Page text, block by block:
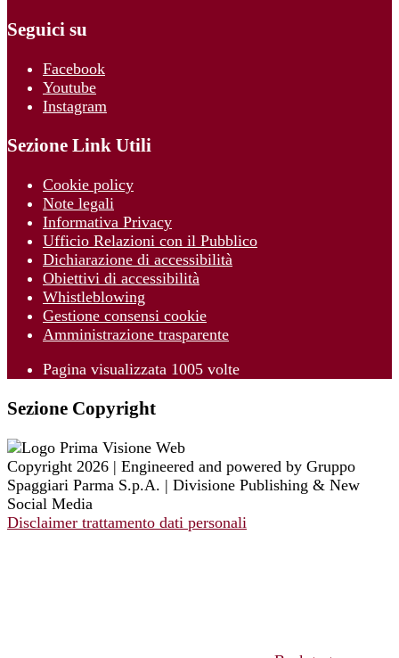
Seguici su
Facebook
Youtube
Instagram
Sezione Link Utili
Cookie policy
Note legali
Informativa Privacy
Ufficio Relazioni con il Pubblico
Dichiarazione di accessibilità
Obiettivi di accessibilità
Whistleblowing
Gestione consensi cookie
Amministrazione trasparente
Pagina visualizzata 1005 volte
Sezione Copyright
Copyright 2026 | Engineered and powered by Gruppo
Spaggiari Parma S.p.A. | Divisione Publishing & New
Social Media
Disclaimer trattamento dati personali